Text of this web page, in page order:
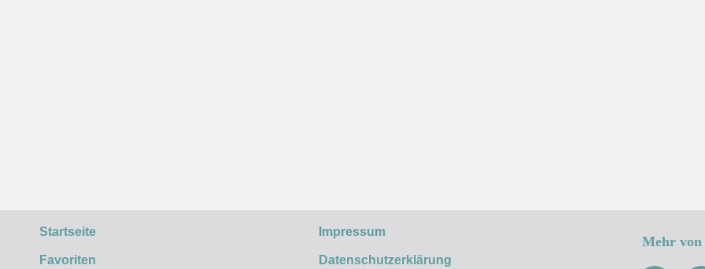
Startseite
Favoriten
Impressum
Datenschutzerklärung
Mehr von